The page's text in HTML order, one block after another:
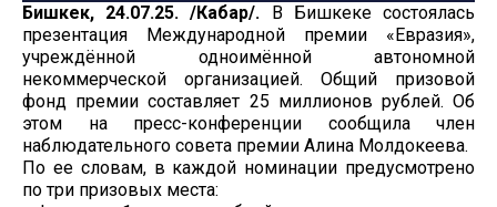
Бишкек, 24.07.25. /Кабар/. В Бишкеке состоялась
презентация Международной премии «Евразия»,
учреждённой одноимённой автономной
некоммерческой организацией. Общий призовой
фонд премии составляет 25 миллионов рублей. Об
этом на пресс-конференции сообщила член
наблюдательного совета премии Алина Молдокеева.
По ее словам, в каждой номинации предусмотрено
по три призовых места: